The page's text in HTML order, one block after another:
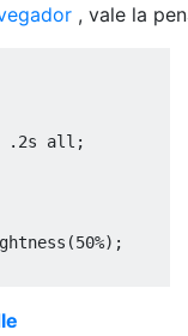
, vale la
. 2s all ;
(50%);